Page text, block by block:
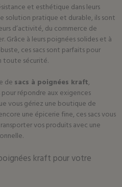
et esthétique dans leurs
solution pratique et durable, ils sont
d’activité, du commerce de
Grâce à leurs poignées solides et à
ces sacs sont parfaits pour
toute sécurité.
de sacs à poignées kraft,
répondre aux exigences
vous gériez une boutique de
une épicerie fine, ces sacs vous
vos produits avec une
kraft pour votre